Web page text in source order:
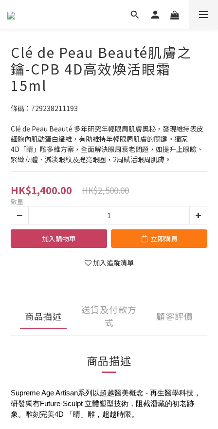
Clé de Peau Beauté肌膚之
鑰-CPB 4D高效煥活眼霜
15ml
條碼：729238211193
Clé de Peau Beauté 多年研究年輕眼周肌膚奧秘，發現維持表皮
細胞內肌動蛋白纖維，有助維持年輕眼周肌膚的關鍵。獨家
4D「睛」雕多維方案，全面解決眼周衰老問題，如提升上眼瞼、
緊緻立體、減淡眼紋及提亮眼圈，2周賦活眼周肌膚。
HK$1,400.00 HK$2,500.00
數量
加入購物車 立即購買
加入追蹤清單
商品描述
送貨及付款方
式
顧客評價
商品描述
Supreme Age Artisan系列以超越醫美概念 - 再生醫學科技，
研發獨有Future-Sculpt 立體塑型技術，阻截潛藏的初老跡
象。雕刻完美4D 「睛」雕，超越時限。